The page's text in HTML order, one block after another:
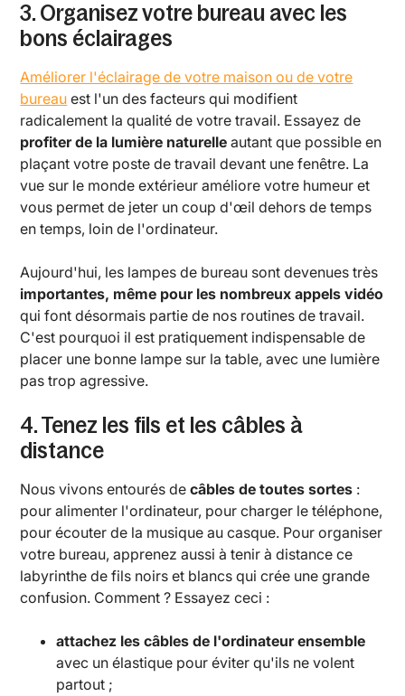
3. Organisez votre bureau avec les
bons éclairages
Améliorer l'éclairage de votre maison ou de votre
bureau est l'un des facteurs qui modifient
radicalement la qualité de votre travail. Essayez de
profiter de la lumière naturelle autant que possible en
plaçant votre poste de travail devant une fenêtre. La
vue sur le monde extérieur améliore votre humeur et
vous permet de jeter un coup d'œil dehors de temps
en temps, loin de l'ordinateur.
Aujourd'hui, les lampes de bureau sont devenues très
importantes, même pour les nombreux appels vidéo
qui font désormais partie de nos routines de travail.
C'est pourquoi il est pratiquement indispensable de
placer une bonne lampe sur la table, avec une lumière
pas trop agressive.
4. Tenez les fils et les câbles à
distance
Nous vivons entourés decâbles de toutes sortes :
pour alimenter l'ordinateur, pour charger le téléphone,
pour écouter de la musique au casque. Pour organiser
votre bureau, apprenez aussi à tenir à distance ce
labyrinthe de fils noirs et blancs qui crée une grande
confusion. Comment ? Essayez ceci :
attachez les câbles de l'ordinateur ensemble
avec un élastique pour éviter qu'ils ne volent
partout ;